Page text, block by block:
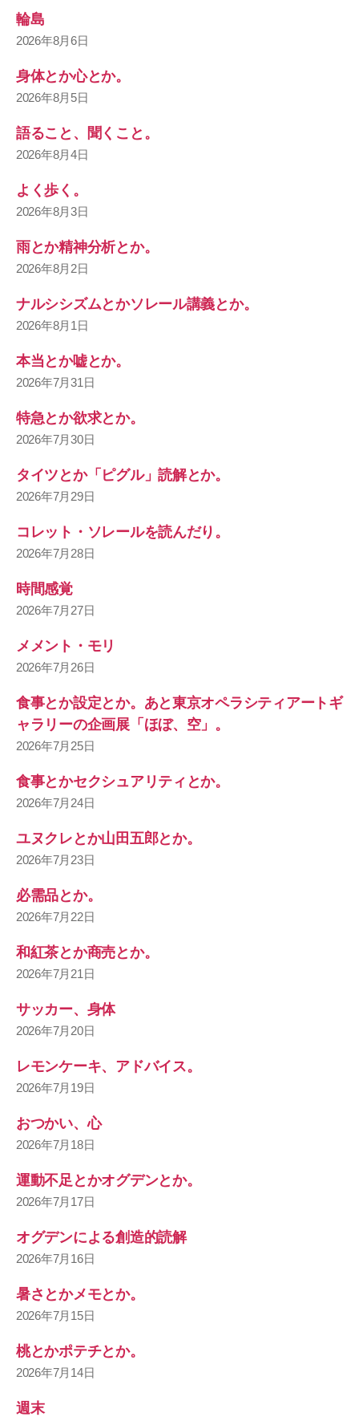
輪島
2026年8月6日
身体とか心とか。
2026年8月5日
語ること、聞くこと。
2026年8月4日
よく歩く。
2026年8月3日
雨とか精神分析とか。
2026年8月2日
ナルシシズムとかソレール講義とか。
2026年8月1日
本当とか嘘とか。
2026年7月31日
特急とか欲求とか。
2026年7月30日
タイツとか「ピグル」読解とか。
2026年7月29日
コレット・ソレールを読んだり。
2026年7月28日
時間感覚
2026年7月27日
メメント・モリ
2026年7月26日
食事とか設定とか。あと東京オペラシティアートギ
ャラリーの企画展「ほぼ、空」。
2026年7月25日
食事とかセクシュアリティとか。
2026年7月24日
ユヌクレとか山田五郎とか。
2026年7月23日
必需品とか。
2026年7月22日
和紅茶とか商売とか。
2026年7月21日
サッカー、身体
2026年7月20日
レモンケーキ、アドバイス。
2026年7月19日
おつかい、心
2026年7月18日
運動不足とかオグデンとか。
2026年7月17日
オグデンによる創造的読解
2026年7月16日
暑さとかメモとか。
2026年7月15日
桃とかポテチとか。
2026年7月14日
週末